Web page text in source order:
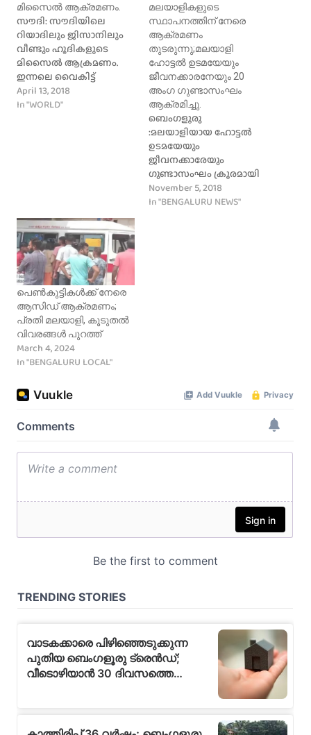
മിസൈൽ ആക്രമണം.
സൗദി: സൗദിയിലെ
റിയാദിലും ജിസാനിലും
വീണ്ടും ഹൂദികളുടെ
മിസൈൽ ആക്രമണം.
ഇന്നലെ വൈകിട്ട്
അഞ്ചരയോടെ തൊടുത്ത
മിസൈല്‍
അവശിഷ്ടമാണ്
കണ്ടെത്തിയതെന്നും
അദ്ദേഹം
വ്യക്തമാക്കി. മാർച്ച് 25 നു
ഏഴു തവണ സൗദിയുടെ
വിവിധ ഭാഗങ്ങളിലായി
ഹൂദികളുടെ ആക്രമണം
നടന്നിരുന്നുവെങ്കിലും
ഇവയെല്ലാം ലക്ഷ്യ
സ്ഥാനത്തെത്തുന്നതിനു
മുൻപുതന്നെ സൗദിയുടെ
പ്രതിരോധ സേന
മലയാളികള്‍…
April 13, 2018
In "WORLD"
മലയാളികളുടെ
സ്ഥാപനത്തിന് നേരെ
ആക്രമണം
തുടരുന്നു;മലയാളി
ഹോട്ടൽ ഉടമയേയും
ജീവനക്കാരനേയും 20
അംഗ ഗുണ്ടാസംഘം
ആക്രമിച്ചു.
ബെംഗളൂരു
:മലയാളിയായ ഹോട്ടൽ
ഉടമയേയും
ജീവനക്കാരേയും
ഗുണ്ടാസംഘം ക്രൂരമായി
മർദ്ദിച്ചതായി പരാതി.
കസവനഹള്ളിയിലെ
ഹമീദിന്റെ സുഹൃത്തുക്കൾ
അതിക്രമിച്ച് കയറി
November 5, 2018
In "BENGALURU NEWS"
പെൺകുട്ടികൾക്ക് നേരെ
ആസിഡ് ആക്രമണം;
പ്രതി മലയാളി, കൂടുതൽ
വിവരങ്ങൾ പുറത്ത്
March 4, 2024
In "BENGALURU LOCAL"